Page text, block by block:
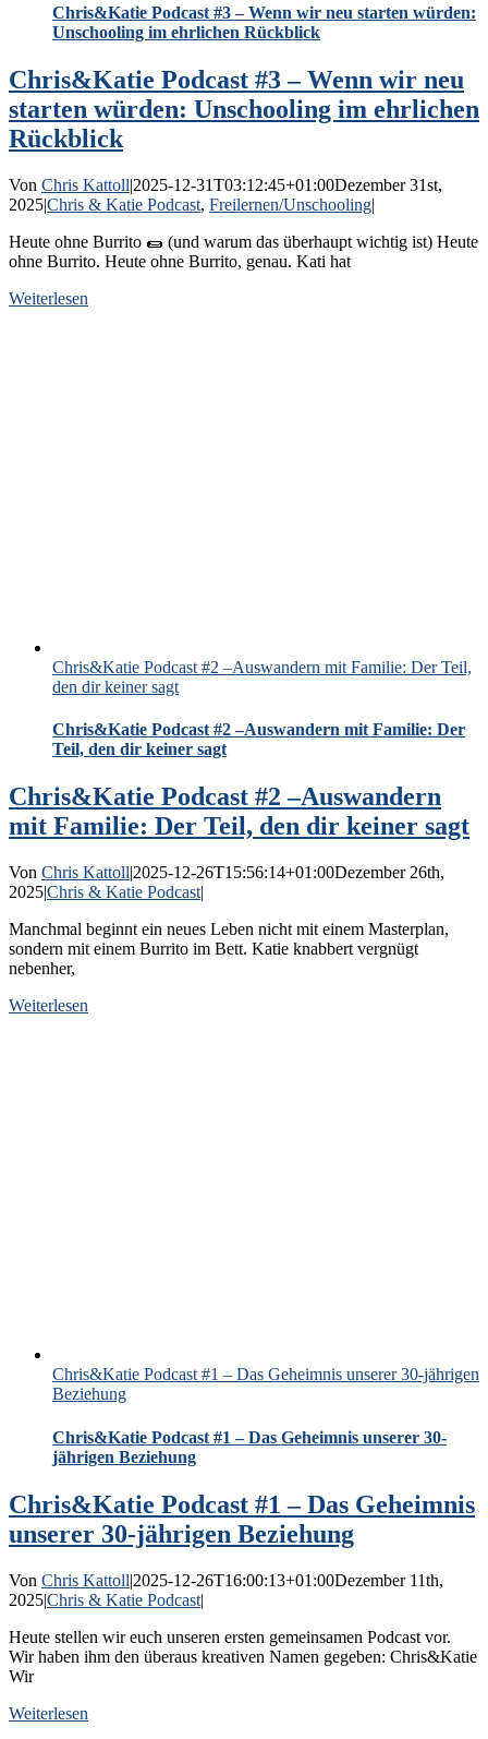
Chris&Katie Podcast #3 – Wenn wir neu starten würden:
Unschooling im ehrlichen Rückblick
Chris&Katie Podcast #3 – Wenn wir neu
starten würden: Unschooling im ehrlichen
Rückblick
Von Chris Kattoll|2025-12-31T03:12:45+01:00Dezember 31st,
2025|Chris & Katie Podcast, Freilernen/Unschooling|
Heute ohne Burrito 🌯 (und warum das überhaupt wichtig ist) Heute
ohne Burrito. Heute ohne Burrito, genau. Kati hat
Weiterlesen
Chris&Katie Podcast #2 –Auswandern mit Familie: Der Teil,
den dir keiner sagt
Chris&Katie Podcast #2 –Auswandern mit Familie: Der
Teil, den dir keiner sagt
Chris&Katie Podcast #2 –Auswandern
mit Familie: Der Teil, den dir keiner sagt
Von Chris Kattoll|2025-12-26T15:56:14+01:00Dezember 26th,
2025|Chris & Katie Podcast|
Manchmal beginnt ein neues Leben nicht mit einem Masterplan,
sondern mit einem Burrito im Bett. Katie knabbert vergnügt
nebenher,
Weiterlesen
Chris&Katie Podcast #1 – Das Geheimnis unserer 30-jährigen
Beziehung
Chris&Katie Podcast #1 – Das Geheimnis unserer 30-
jährigen Beziehung
Chris&Katie Podcast #1 – Das Geheimnis
unserer 30-jährigen Beziehung
Von Chris Kattoll|2025-12-26T16:00:13+01:00Dezember 11th,
2025|Chris & Katie Podcast|
Heute stellen wir euch unseren ersten gemeinsamen Podcast vor.
Wir haben ihm den überaus kreativen Namen gegeben: Chris&Katie
Wir
Weiterlesen